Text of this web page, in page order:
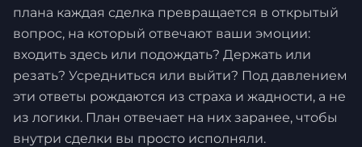
плана каждая сделка превращается в открытый
вопрос, на который отвечают ваши эмоции:
входить здесь или подождать? Держать или
резать? Усредниться или выйти? Под давлением
эти ответы рождаются из страха и жадности, а не
из логики. План отвечает на них заранее, чтобы
внутри сделки вы просто исполняли.